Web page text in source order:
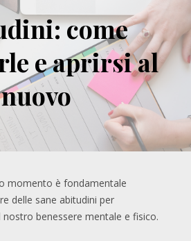
come
e aprirsi al
nuovo
momento è fondamentale
delle sane abitudini per
benessere mentale e fisico.